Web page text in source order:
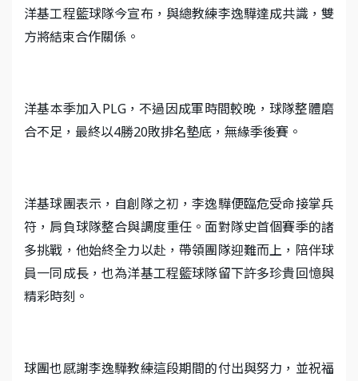
洋基工程籃球隊今宣布，與總教練李逸驊達成共識，雙
方將結束合作關係。
洋基本季加入PLG，不過因成軍時間較晚，球隊整體磨
合不足，最終以4勝20敗排名墊底，無緣季後賽。
洋基球團表示，自創隊之初，李逸驊便臨危受命接掌兵
符，肩負球隊整合與調度重任。面對隊史首個賽季的諸
多挑戰，他始終全力以赴，帶領團隊迎難而上，陪伴球
員一同成長，也為洋基工程籃球隊留下許多珍貴回憶與
精彩時刻。
球團也感謝李逸驊教練這段期間的付出與努力，並祝福